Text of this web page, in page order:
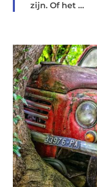
zijn. Of het ...